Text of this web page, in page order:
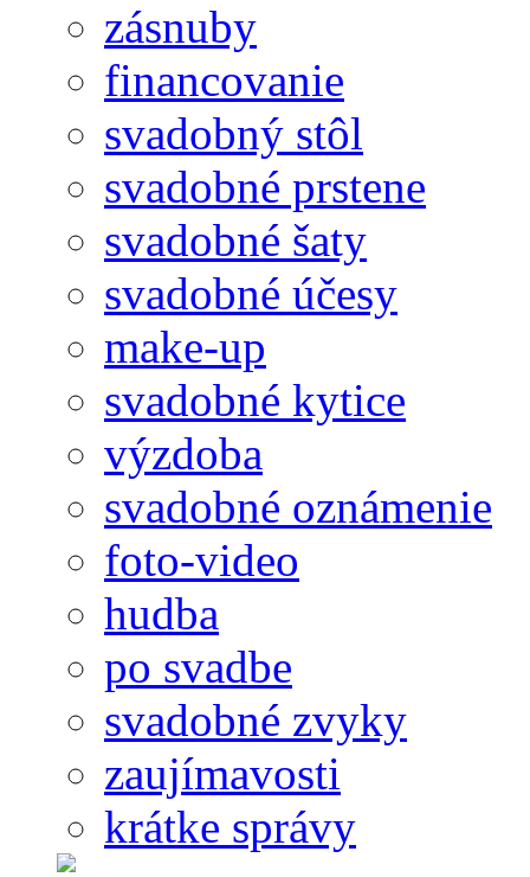
zásnuby
financovanie
svadobný stôl
svadobné prstene
svadobné šaty
svadobné účesy
make-up
svadobné kytice
výzdoba
svadobné oznámenie
foto-video
hudba
po svadbe
svadobné zvyky
zaujímavosti
krátke správy